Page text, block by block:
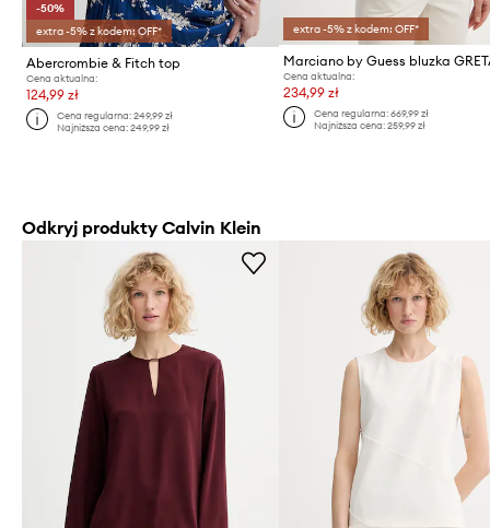
-50%
extra -5% z kodem: OFF*
Abercrombie & Fitch top
Cena aktualna:
124,99 zł
Cena regularna:249,99 zł
Najniższa cena:249,99 zł
extra -5% z kodem: OFF*
Marciano by Guess bluzka
Cena aktualna:
234,99 zł
Cena regularna: 669,99 zł
Najniższa cena: 259,99 zł
Odkryj produkty Calvin Klein